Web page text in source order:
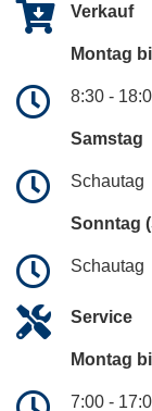
Verkauf
Montag
8:30 -
Samstag
Schautag
Sonntag
Schautag
Service
Montag
7:00 -